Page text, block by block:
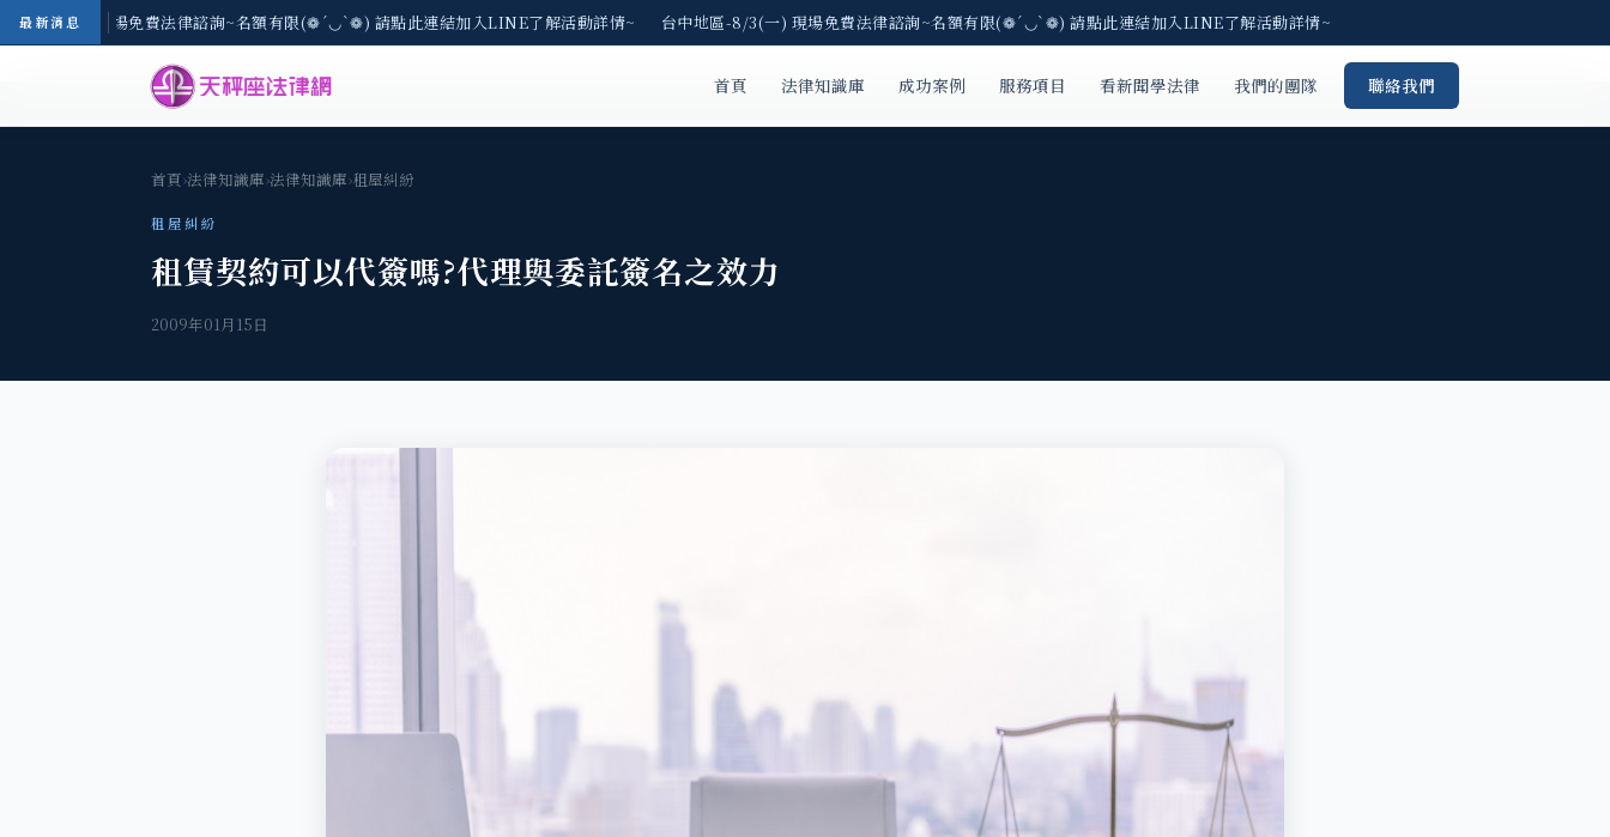
最新消息
-8/3(一) 現場免費法律諮詢~名額有限(❁´◡`❁) 請點此連結加入LINE了解活動詳情~ 台中地區-8/3(一) 現場免費法律諮詢~名額有限(❁´◡`❁) 請點此連結加入LINE了解活動詳情~
首頁 法律知識庫 成功案例 服務項目 看新聞學法律 我們的團隊 聯絡我們
首頁›法律知識庫›法律知識庫›租屋糾紛
租屋糾紛
租賃契約可以代簽嗎?代理與委託簽名之效力
2009年01月15日